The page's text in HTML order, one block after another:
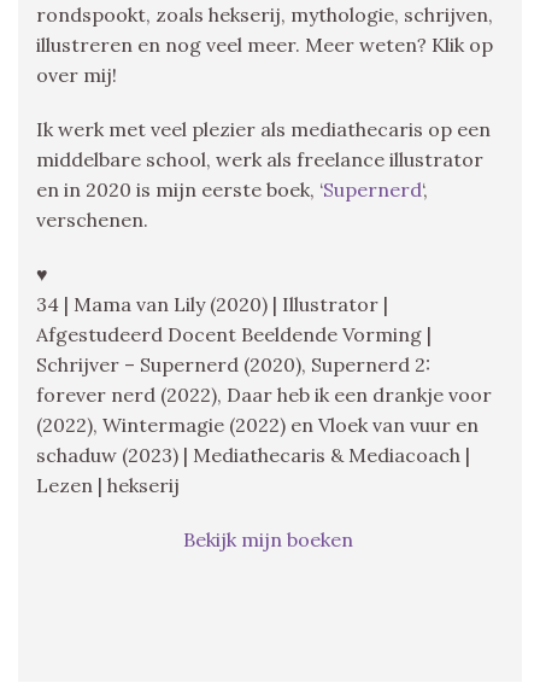
rondspookt, zoals hekserij, mythologie, schrijven,
illustreren en nog veel meer. Meer weten? Klik op
over mij!
Ik werk met veel plezier als mediathecaris op een
middelbare school, werk als freelance illustrator
en in 2020 is mijn eerste boek, ‘Supernerd‘,
verschenen.
♥
34 | Mama van Lily (2020) | Illustrator |
Afgestudeerd Docent Beeldende Vorming |
Schrijver – Supernerd (2020), Supernerd 2:
forever nerd (2022), Daar heb ik een drankje voor
(2022), Wintermagie (2022) en Vloek van vuur en
schaduw (2023) | Mediathecaris & Mediacoach |
Lezen | hekserij
Bekijk mijn boeken